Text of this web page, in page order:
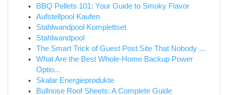
BBQ Pellets 101: Your Guide to Smoky Flavor
Aufstellpool Kaufen
Stahlwandpool Komplettset
Stahlwandpool
The Smart Trick of Guest Post Site That Nobody ...
What Are the Best Whole-Home Backup Power
Optio...
Skalar Energieprodukte
Bullnose Roof Sheets: A Complete Guide